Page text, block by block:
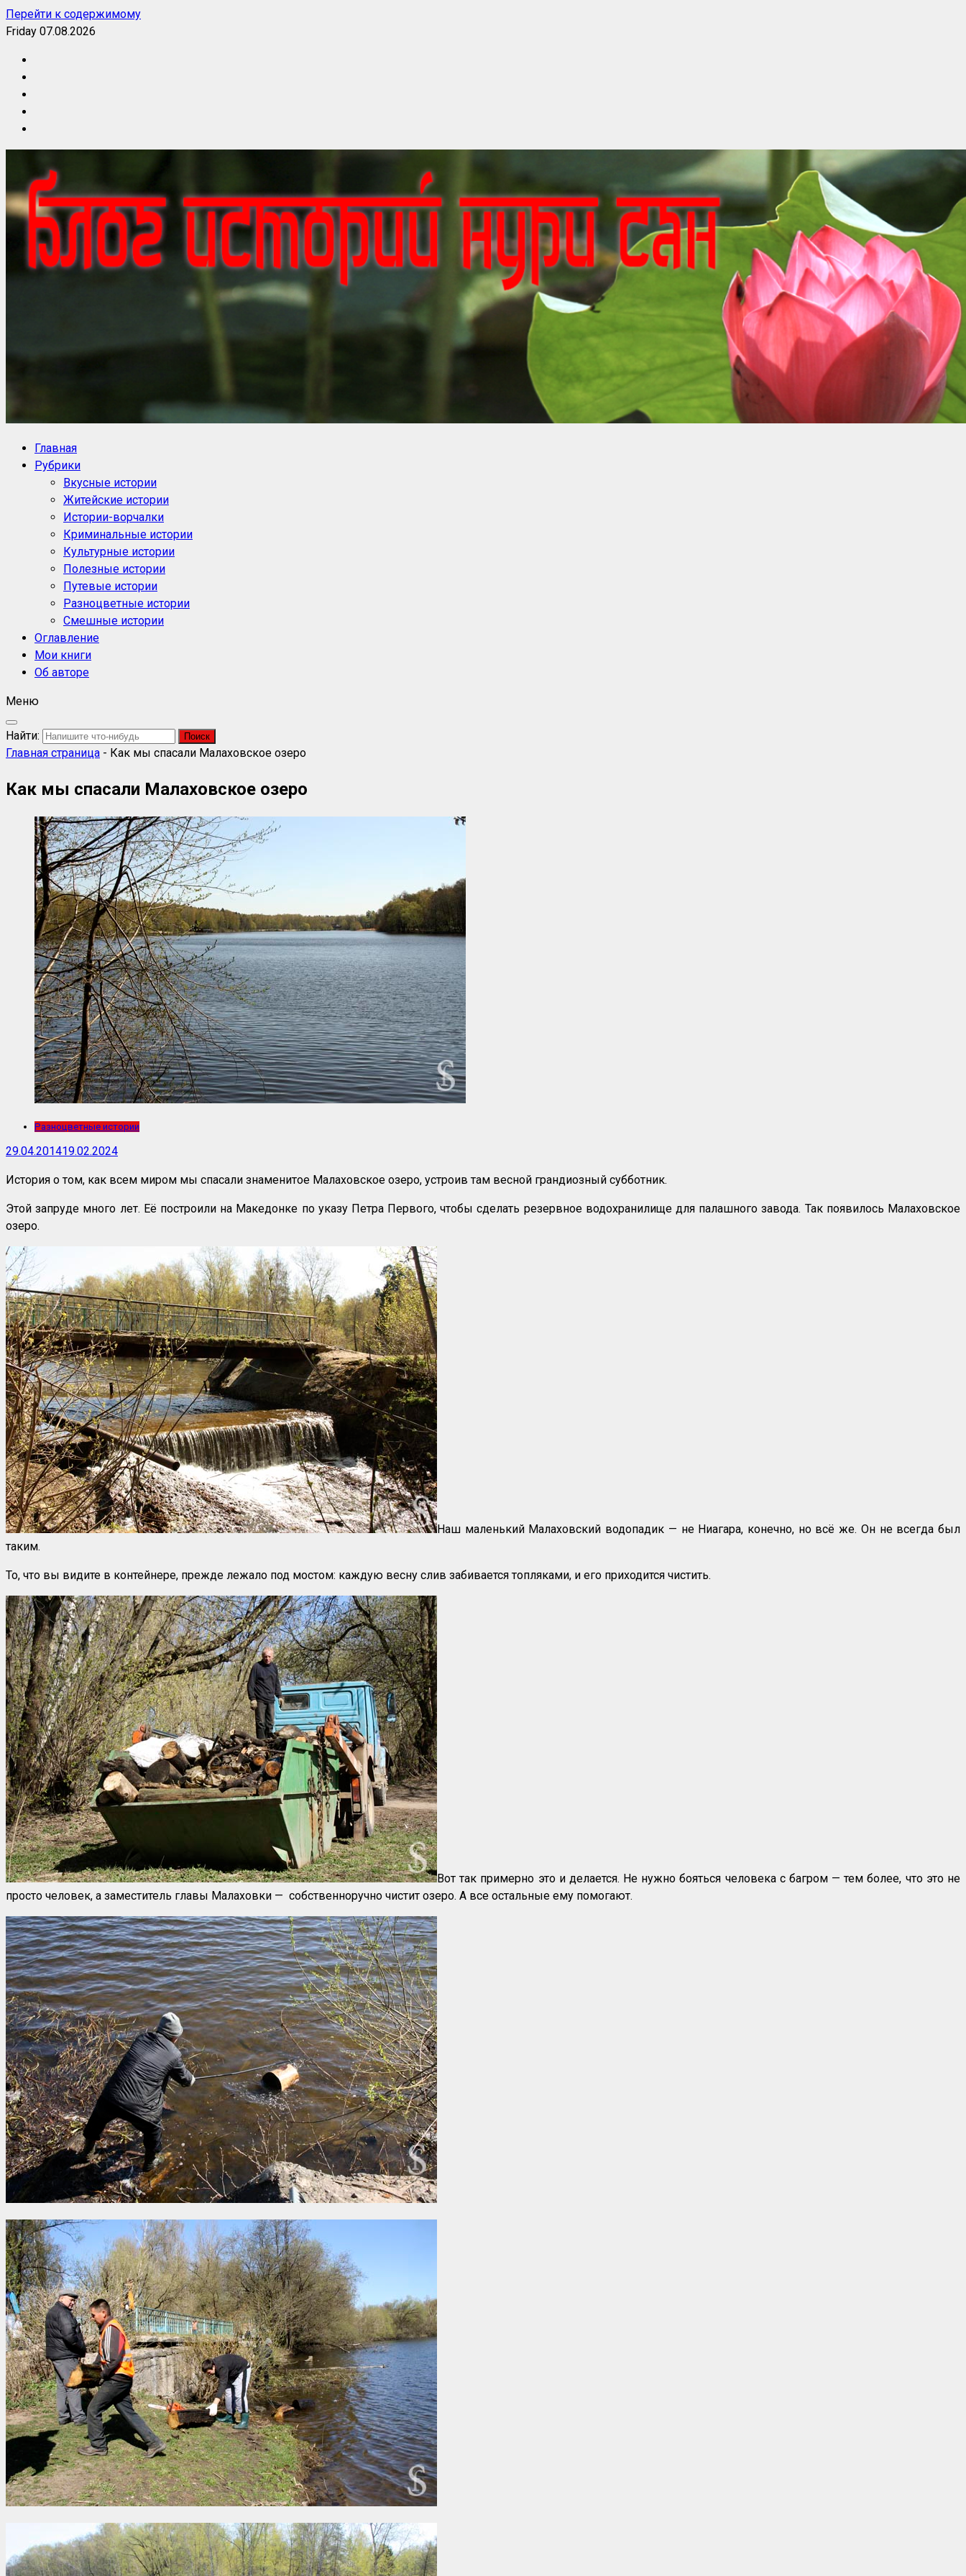
Перейти к содержимому
Friday 07.08.2026
Блог историй NoorySan
Главная
Рубрики
Вкусные истории
Житейские истории
Истории-ворчалки
Криминальные истории
Культурные истории
Полезные истории
Путевые истории
Разноцветные истории
Смешные истории
Оглавление
Мои книги
Об авторе
Меню
Найти:
Главная страница - Как мы спасали Малаховское озеро
Как мы спасали Малаховское озеро
Разноцветные истории
29.04.201419.02.2024
История о том, как всем миром мы спасали знаменитое Малаховское озеро, устроив там весной грандиозный субботник.
Этой запруде много лет. Её построили на Македонке по указу Петра Первого, чтобы сделать резервное водохранилище для палашного завода. Так появилось Малаховское
озеро.
Наш маленький Малаховский водопадик — не Ниагара, конечно, но всё же. Он не всегда был
таким.
То, что вы видите в контейнере, прежде лежало под мостом: каждую весну слив забивается топляками, и его приходится чистить.
Вот так примерно это и делается. Не нужно бояться человека с багром — тем более, что это не
просто человек, а заместитель главы Малаховки — собственноручно чистит озеро. А все остальные ему помогают.